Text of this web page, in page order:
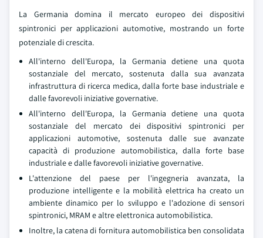
La Germania domina il mercato europeo dei dispositivi
spintronici per applicazioni automotive, mostrando un forte
potenziale di crescita.
All'interno dell'Europa, la Germania detiene una quota
sostanziale del mercato, sostenuta dalla sua avanzata
infrastruttura di ricerca medica, dalla forte base industriale e
dalle favorevoli iniziative governative.
All'interno dell'Europa, la Germania detiene una quota
sostanziale del mercato dei dispositivi spintronici per
applicazioni automotive, sostenuta dalle sue avanzate
capacità di produzione automobilistica, dalla forte base
industriale e dalle favorevoli iniziative governative.
L'attenzione del paese per l'ingegneria avanzata, la
produzione intelligente e la mobilità elettrica ha creato un
ambiente dinamico per lo sviluppo e l'adozione di sensori
spintronici, MRAM e altre elettronica automobilistica.
Inoltre, la catena di fornitura automobilistica ben consolidata